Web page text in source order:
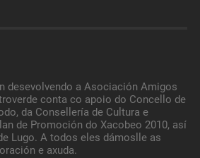
desevolvendo a Asociación Amigos
conta co apoio do Concello de
da Consellería de Cultura e
de Promoción do Xacobeo 2010, así
Lugo. A todos eles dámoslle as
e axuda.